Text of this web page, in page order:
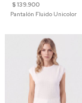
$ 139.900
Pantalón Fluido Unicolor